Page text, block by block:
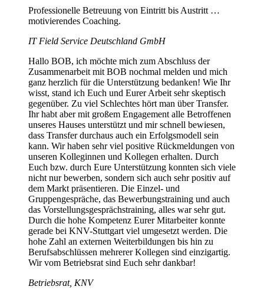
Professionelle Betreuung von Eintritt bis Austritt …
motivierendes Coaching.
IT Field Service Deutschland GmbH
Hallo BOB, ich möchte mich zum Abschluss der
Zusammenarbeit mit BOB nochmal melden und mich
ganz herzlich für die Unterstützung bedanken! Wie Ihr
wisst, stand ich Euch und Eurer Arbeit sehr skeptisch
gegenüber. Zu viel Schlechtes hört man über Transfer.
Ihr habt aber mit großem Engagement alle Betroffenen
unseres Hauses unterstützt und mir schnell bewiesen,
dass Transfer durchaus auch ein Erfolgsmodell sein
kann. Wir haben sehr viel positive Rückmeldungen von
unseren Kolleginnen und Kollegen erhalten. Durch
Euch bzw. durch Eure Unterstützung konnten sich viele
nicht nur bewerben, sondern sich auch sehr positiv auf
dem Markt präsentieren. Die Einzel- und
Gruppengespräche, das Bewerbungstraining und auch
das Vorstellungsgesprächstraining, alles war sehr gut.
Durch die hohe Kompetenz Eurer Mitarbeiter konnte
gerade bei KNV-Stuttgart viel umgesetzt werden. Die
hohe Zahl an externen Weiterbildungen bis hin zu
Berufsabschlüssen mehrerer Kollegen sind einzigartig.
Wir vom Betriebsrat sind Euch sehr dankbar!
Betriebsrat, KNV